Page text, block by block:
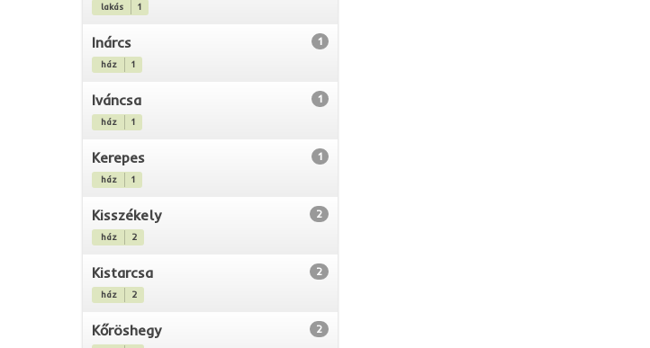
lakás 1
Inárcs 1
ház 1
Iváncsa 1
ház 1
Kerepes 1
ház 1
Kisszékely 2
ház 2
Kistarcsa 2
ház 2
Kőröshegy 2